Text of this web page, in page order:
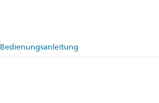
Bedienungsanleitung